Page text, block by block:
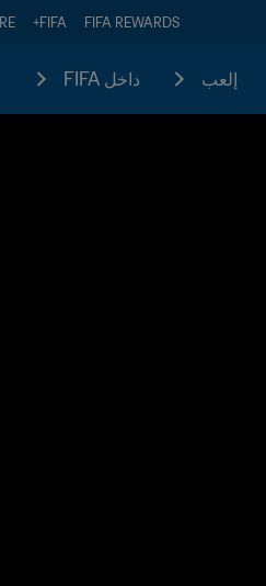
FIFA REWARDS
FIFA+
إلعب داخل FIFA